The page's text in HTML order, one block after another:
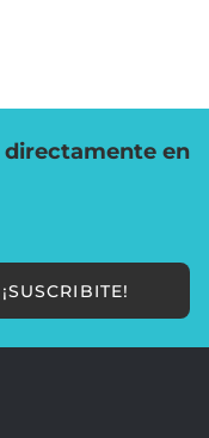
directamente en
¡SUSCRIBITE!